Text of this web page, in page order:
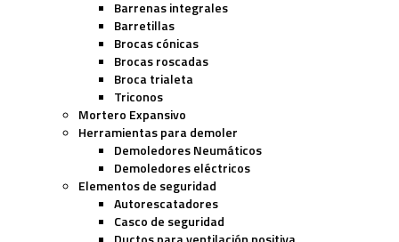
Barrenas integrales
Barretillas
Brocas cónicas
Brocas roscadas
Broca trialeta
Triconos
Mortero Expansivo
Herramientas para demoler
Demoledores Neumáticos
Demoledores eléctricos
Elementos de seguridad
Autorescatadores
Casco de seguridad